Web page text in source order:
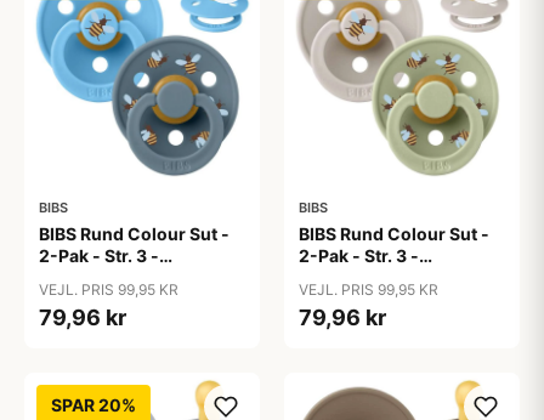
BIBS
BIBS Rund Colour Sut -
2-Pak - Str. 3 -
Bumblebee Studio -
Breeze Mix
VEJL. PRIS 99,95 KR
79,96 kr
BIBS
BIBS Rund Colour Sut -
2-Pak - Str. 3 -
Bumblebee Studio -
Mushroom Mix
VEJL. PRIS 99,95 KR
79,96 kr
SPAR 20%